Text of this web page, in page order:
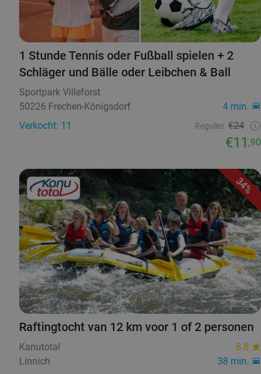
1 Stunde Tennis oder Fußball spielen + 2
Schläger und Bälle oder Leibchen & Ball
Sportpark ​Villeforst
50226 Frechen-Königsdorf
4 min.
Verkocht: 11
Regulier €24
€11,90
34%
Raftingtocht van 12 km voor 1 of 2 personen
Kanutotal
8.8
Linnich
38 min.